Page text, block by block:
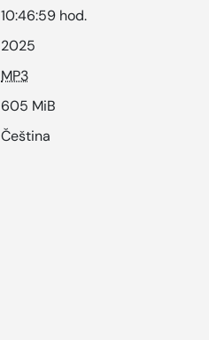
10:46:59 hod.
2025
MP3
605 MiB
Čeština